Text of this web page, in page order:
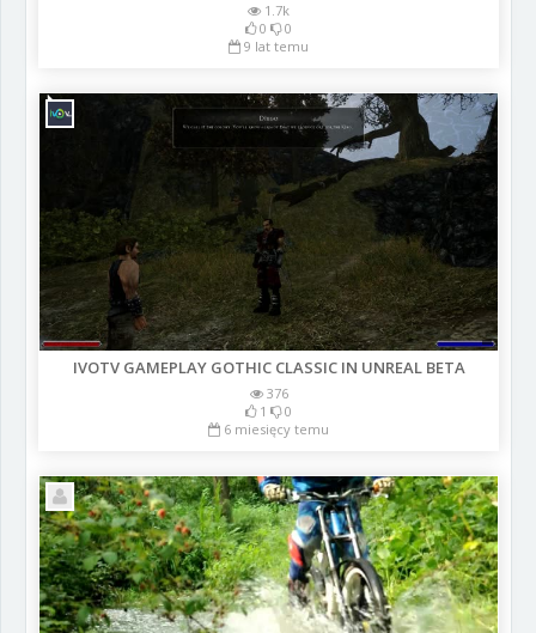
1.7k
0
0
9 lat temu
IVOTV GAMEPLAY GOTHIC CLASSIC IN UNREAL BETA
376
1
0
6 miesięcy temu